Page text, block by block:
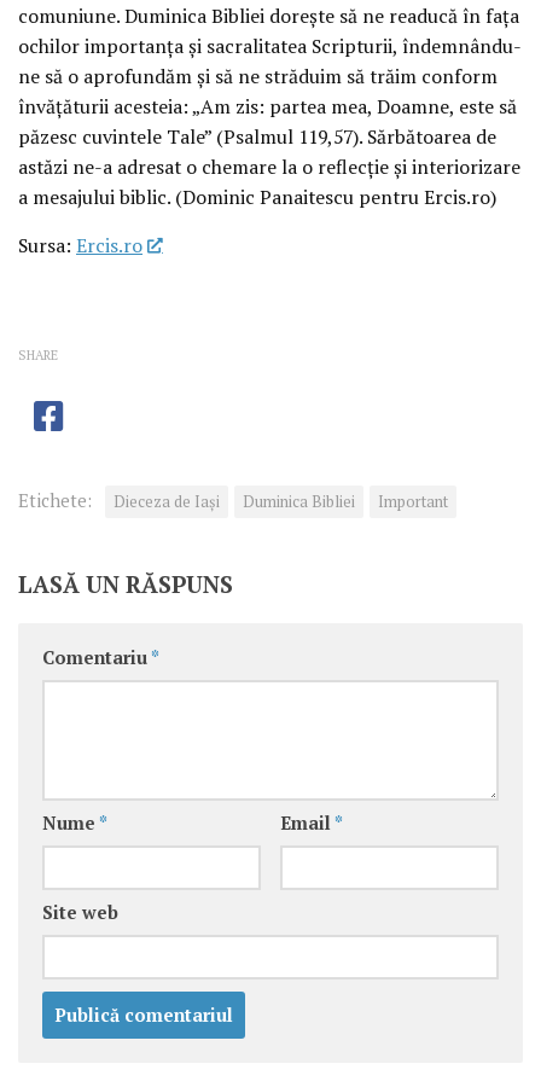
comuniune. Duminica Bibliei dorește să ne readucă în fața
ochilor importanța și sacralitatea Scripturii, îndemnându-
ne să o aprofundăm și să ne străduim să trăim conform
învățăturii acesteia: „Am zis: partea mea, Doamne, este să
păzesc cuvintele Tale” (Psalmul 119,57). Sărbătoarea de
astăzi ne-a adresat o chemare la o reflecție și interiorizare
a mesajului biblic. (Dominic Panaitescu pentru Ercis.ro)
Sursa: Ercis.ro
SHARE
Etichete: Dieceza de Iași Duminica Bibliei Important
LASĂ UN RĂSPUNS
Comentariu *
Nume * Email *
Site web